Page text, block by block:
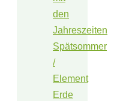
den
Jahreszeiten
Spätsommer
/
Element
Erde